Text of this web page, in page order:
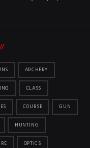
ARCHERY
CLASS
COURSE GUN
HUNTING
OPTICS